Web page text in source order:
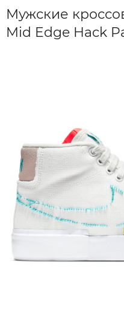
Мужские
Mid Edge Hack